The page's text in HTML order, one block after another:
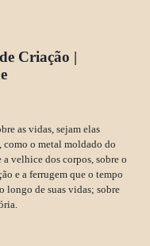
Criação |
as vidas, sejam elas
como o metal moldado do
velhice dos corpos, sobre o
e a ferrugem que o tempo
longo de suas vidas; sobre